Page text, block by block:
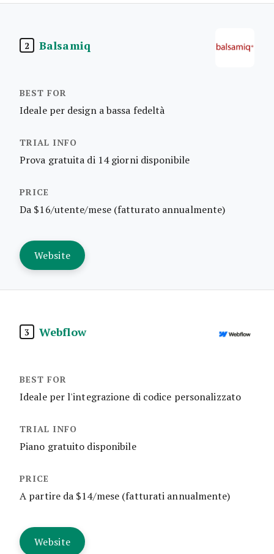
2 Balsamiq
Ideale per design a bassa fedeltà
Prova gratuita di 14 giorni disponibile
Da $16/utente/mese (fatturato annualmente)
Website
3 Webflow
Ideale per l'integrazione di codice personalizzato
Piano gratuito disponibile
A partire da $14/mese (fatturati annualmente)
Website